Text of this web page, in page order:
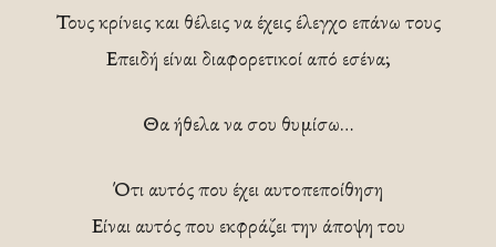
Τους κρίνεις και θέλεις να έχεις έλεγχο επάνω τους
Επειδή είναι διαφορετικοί από εσένα;
Θα ήθελα να σου θυμίσω…
Ότι αυτός που έχει αυτοπεποίθηση
Είναι αυτός που εκφράζει την άποψη του